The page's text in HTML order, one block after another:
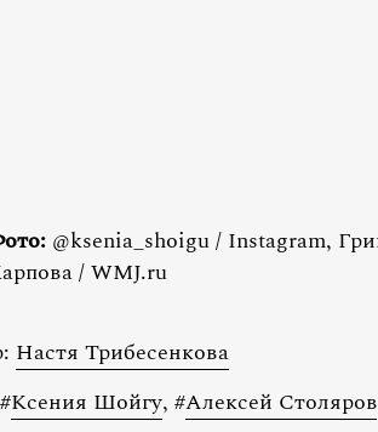
@ksenia_shoigu / Instagram,
/ WMJ.ru
Настя Трибесенкова
#Ксения Шойгу, #Алексей Столяров